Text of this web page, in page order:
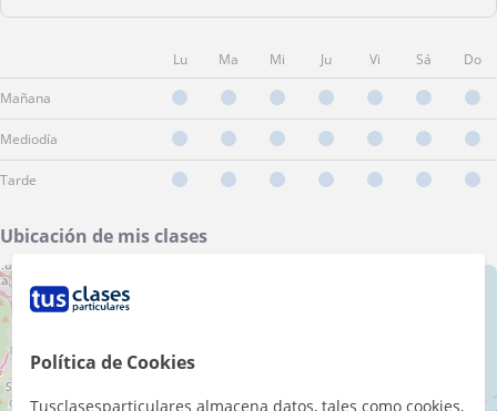
Lu Ma Mi Ju Vi Sá Do
Mañana
Mediodía
Tarde
Ubicación de mis clases
+ −
Política de Cookies
Tusclasesparticulares almacena datos, tales como cookies,